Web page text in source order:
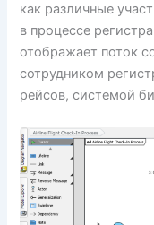
как различные
в процессе
отображает поток
сотрудником
рейсов, системой